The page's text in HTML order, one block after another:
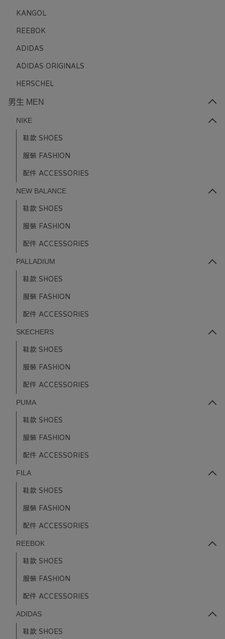
KANGOL
REEBOK
ADIDAS
ADIDAS ORIGINALS
HERSCHEL
男生 MEN
NIKE
鞋款 SHOES
服裝 FASHION
配件 ACCESSORIES
NEW BALANCE
鞋款 SHOES
服裝 FASHION
配件 ACCESSORIES
PALLADIUM
鞋款 SHOES
服裝 FASHION
配件 ACCESSORIES
SKECHERS
鞋款 SHOES
服裝 FASHION
配件 ACCESSORIES
PUMA
鞋款 SHOES
服裝 FASHION
配件 ACCESSORIES
FILA
鞋款 SHOES
服裝 FASHION
配件 ACCESSORIES
REEBOK
鞋款 SHOES
服裝 FASHION
配件 ACCESSORIES
ADIDAS
鞋款 SHOES